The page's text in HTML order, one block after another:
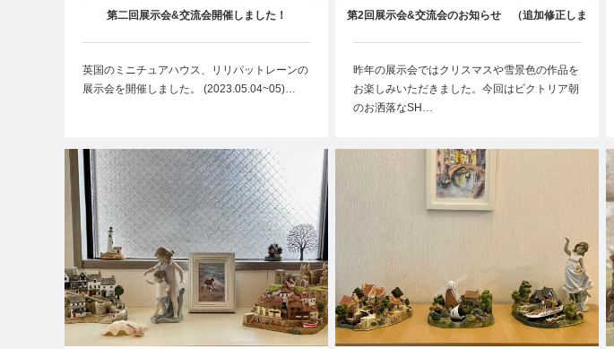
第二回展示会&交流会開催しました！
英国のミニチュアハウス、リリパットレーンの
展示会を開催しました。 (2023.05.04~05)…
第2回展示会&交流会のお知らせ （追加修正しま
した）
昨年の展示会ではクリスマスや雪景色の作品を
お楽しみいただきました。今回はビクトリア朝
のお洒落なSH…